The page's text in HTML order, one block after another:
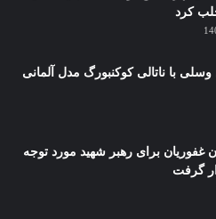
کرد
وسلی با ناتالی کوکنبورگ مدل آلمانی
برای رهبر شهید مورد توجه
گرفت